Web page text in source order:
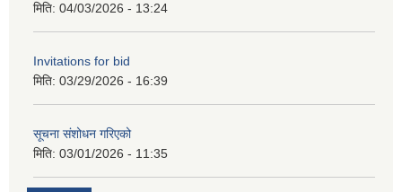
मिति: 04/03/2026 - 13:24
Invitations for bid
मिति: 03/29/2026 - 16:39
सूचना संशोधन गरिएको
मिति: 03/01/2026 - 11:35